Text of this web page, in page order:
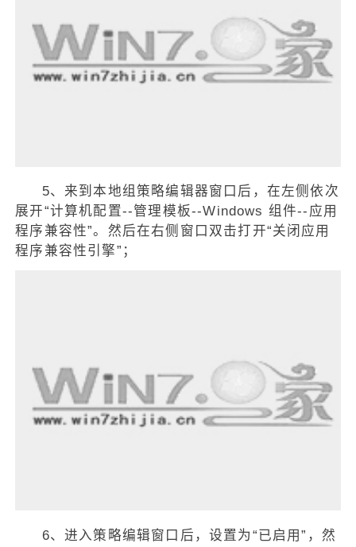
5、来到本地组策略编辑器窗口后，在左侧依次
展开“计算机配置--管理模板--Windows 组件--应用
程序兼容性”。然后在右侧窗口双击打开“关闭应用
程序兼容性引擎”；
6、进入策略编辑窗口后，设置为“已启用”，然